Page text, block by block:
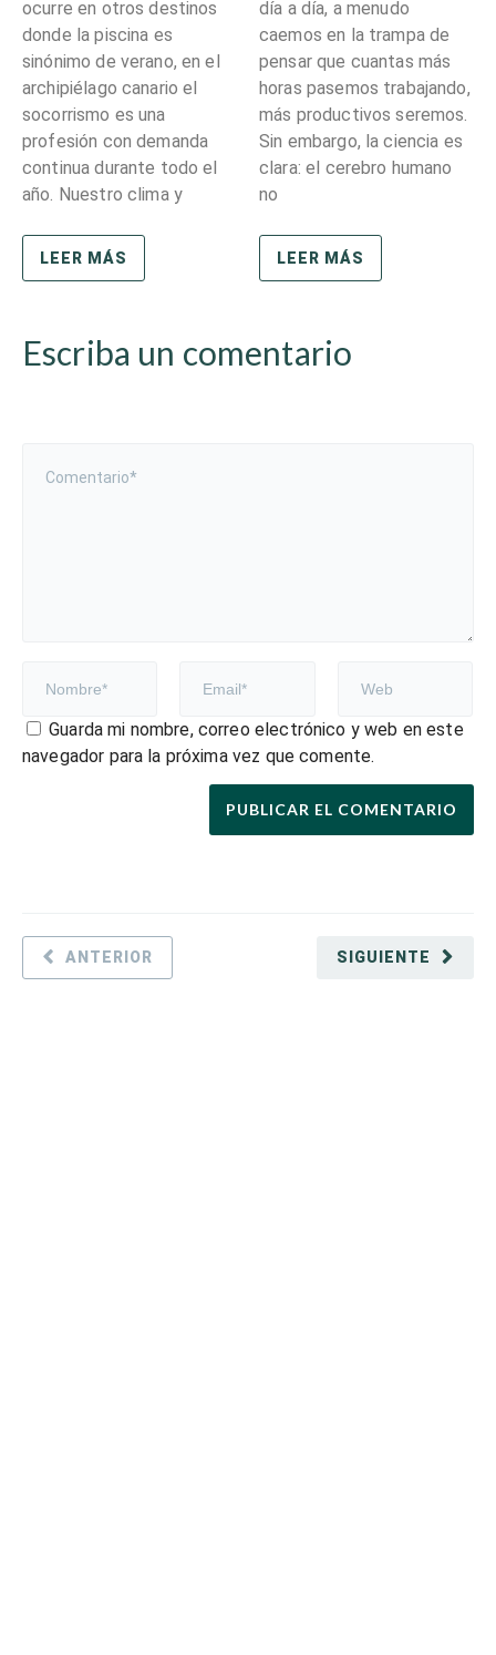
ocurre en otros destinos
donde la piscina es
sinónimo de verano, en el
archipiélago canario el
socorrismo es una
profesión con demanda
continua durante todo el
año. Nuestro clima y
LEER MÁS
día a día, a menudo
caemos en la trampa de
pensar que cuantas más
horas pasemos trabajando,
más productivos seremos.
Sin embargo, la ciencia es
clara: el cerebro humano
no
LEER MÁS
Escriba un comentario
Guarda mi nombre, correo electrónico y web en este
navegador para la próxima vez que comente.
SIGUIENTE
ANTERIOR